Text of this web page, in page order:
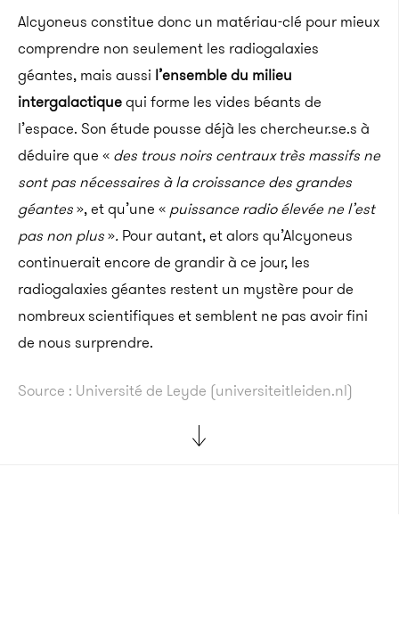
Alcyoneus constitue donc un matériau-clé pour mieux
comprendre non seulement les radiogalaxies
géantes, mais aussi l’ensemble du milieu
intergalactiquequi forme les vides béants de
l’espace. Son étude pousse déjà les chercheur.se.s à
déduire que « des trous noirs centraux très massifs ne
sont pas nécessaires à la croissance des grandes
géantes», et qu’une « puissance radio élevée ne l’est
pas non plus». Pour autant, et alors qu’Alcyoneus
continuerait encore de grandir à ce jour, les
radiogalaxies géantes restent un mystère pour de
nombreux scientifiques et semblent ne pas avoir fini
de nous surprendre.
Source : Université de Leyde (universiteitleiden.nl)